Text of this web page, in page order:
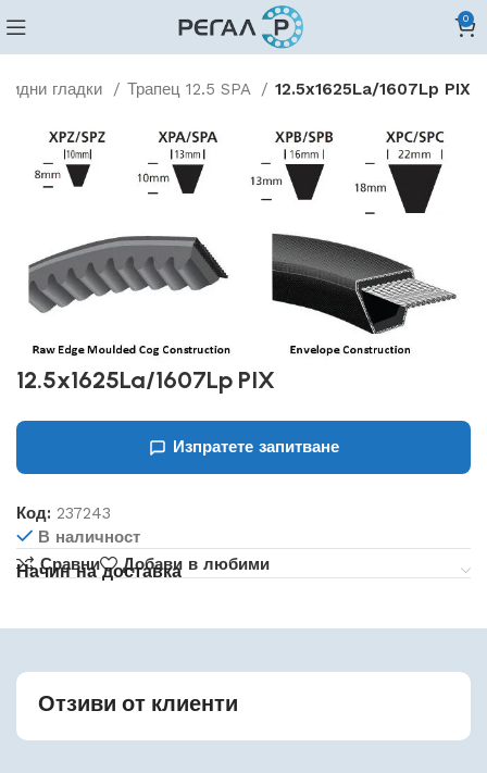
0
гладки Трапец 12.5 SPA 12.5x1625La/1607Lp PIX
12.5x1625La/1607Lp PIX
Изпратете запитване
Код:237243
В наличност
Сравни
Добави в любими
Начин на доставка
Отзиви от клиенти